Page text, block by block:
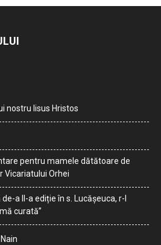
nostru Iisus Hristos
pentru mamele dătătoare de
Vicariatului Orhei
a II-a ediție în s. Lucășeuca, r-l
curată”